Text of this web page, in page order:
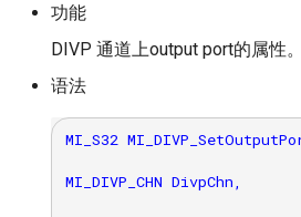
功能
DIVP 通道上output port的属性。
语法
MI_S32
MI_DIVP_CHN DivpChn,